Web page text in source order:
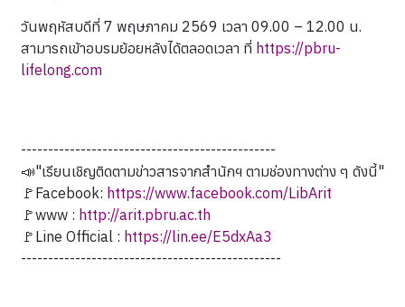
วันพฤหัสบดีที่ 7 พฤษภาคม 2569 เวลา 09.00 – 12.00 น.
สามารถเข้าอบรมย้อยหลังได้ตลอดเวลา ที่ https://pbru-
lifelong.com
-----------------------------------------------
📣"เรียนเชิญติดตามข่าวสารจากสำนักฯ ตามช่องทางต่าง ๆ ดังนี้"
🚩Facebook: https://www.facebook.com/LibArit
🚩www : http://arit.pbru.ac.th
🚩Line Official : https://lin.ee/E5dxAa3
------------------------------------------------